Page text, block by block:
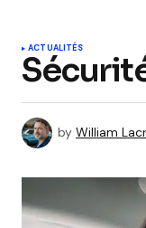
ACTUALITÉS
by William